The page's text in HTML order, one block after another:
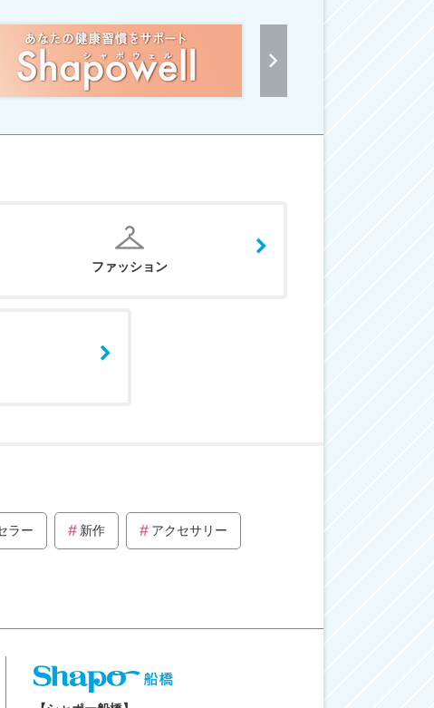
ファッション
ラー 新作 アクセサリー